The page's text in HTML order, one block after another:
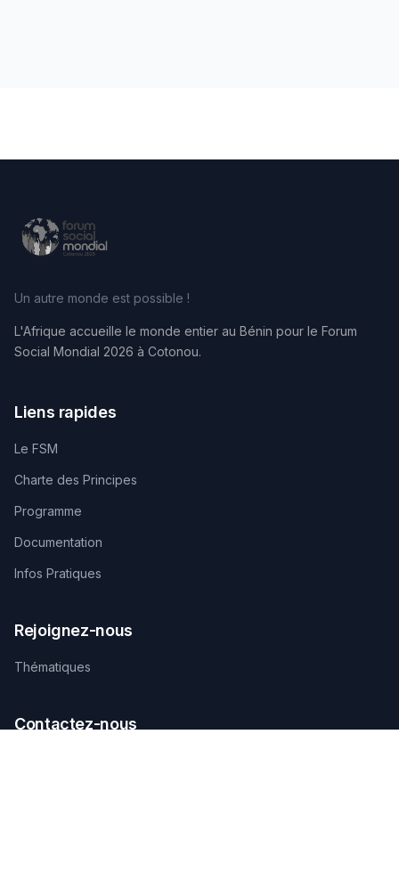
Un autre monde est possible !
L'Afrique accueille le monde entier au Bénin pour le Forum
Social Mondial 2026 à Cotonou.
Liens rapides
Le FSM
Charte des Principes
Programme
Documentation
Infos Pratiques
Rejoignez-nous
Thématiques
Contactez-nous